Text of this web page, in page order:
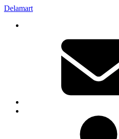
Delamart